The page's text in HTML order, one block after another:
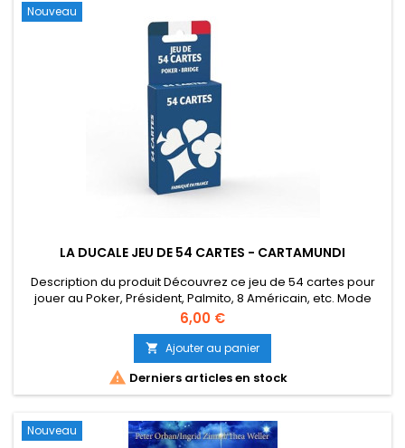
Nouveau
LA DUCALE JEU DE 54 CARTES - CARTAMUNDI
Description du produit Découvrez ce jeu de 54 cartes pour
jouer au Poker, Président, Palmito, 8 Américain, etc. Mode
d'emploi Mélangez les cartes et distribuez-les aux joueurs. Le
jeu commence !
Prix
6,00 €
 Ajouter au panier
 Derniers articles en stock
Nouveau